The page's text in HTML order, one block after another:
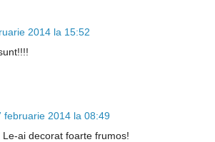
2014 la 15:52
februarie 2014 la 08:49
ai decorat foarte frumos!